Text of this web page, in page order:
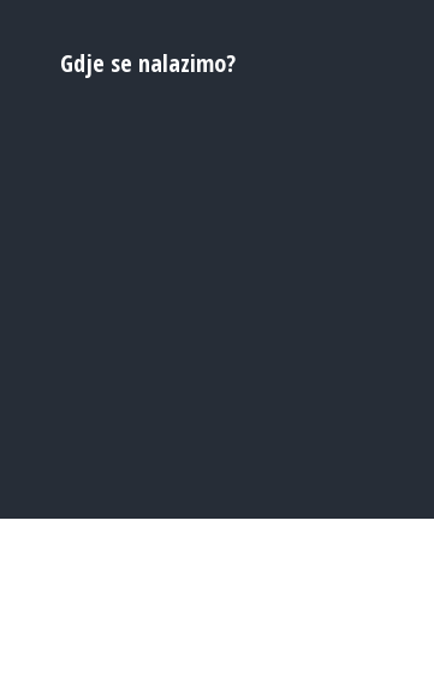
Gdje se nalazimo?